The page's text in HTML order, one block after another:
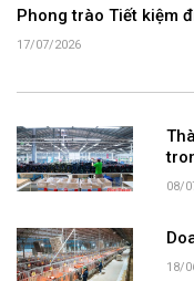
Phong trào Tiết kiệm
17/07/2026
08/
18/